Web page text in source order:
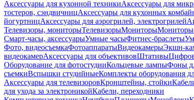
Аксессуары для кухонной техникиАксессуары для
тостеров, сэндвичницАксессуары для кухонных
йогуртницАксессуары для аэрогрилей, электрогрилей
Телевизоры, мониторыТелевизорыМониторы
Смарт-часы, аксессуарыУмные часыФитнес-браслеты
Фото, видеосъемкаФотоаппаратыВидеокамерыЭкшн-
видеокамерАксессуары для объективовШтативы
Оборудование для фотостудииКольцевые лампыФоны
съемкиВспышки студийныеКомплекты оборудования
Аксессуары для телевизоровКронштейны, стойки
для ухода за электроникойКабели, переходники